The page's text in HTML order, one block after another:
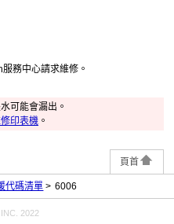
服務中心請求維修。
可能會漏出。
印表機 。
頁首
代碼清單 6006
2022